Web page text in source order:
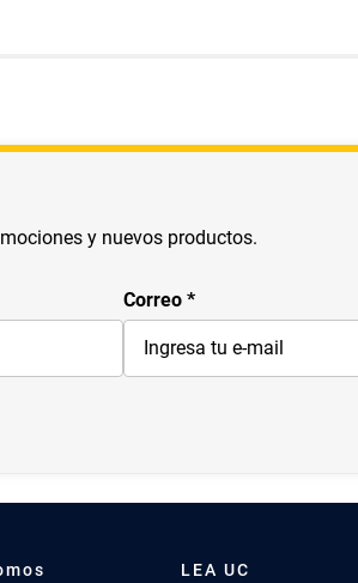
y nuevos productos.
Correo
LEA UC